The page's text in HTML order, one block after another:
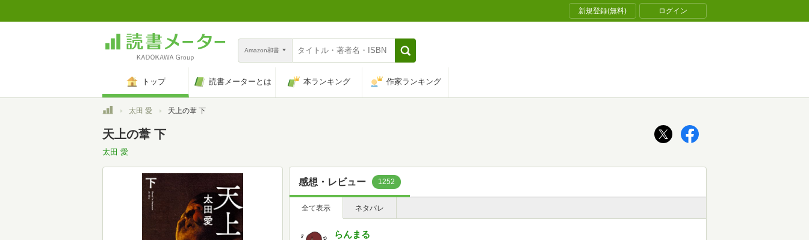
新規登録(無料) ログイン
Amazon和書
トップ 読書メーターとは 本ランキング 作家ランキング
トップ太田 愛 天上の葦 下
天上の葦 下
太田 愛
感想・レビュー 1252
全て表示 ネタバレ
らんまる